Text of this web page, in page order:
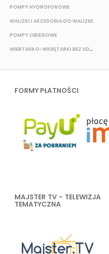
POMPY HYDROFOROWE
WALIZKI I AKCESORIA DO WALIZEK
POMPY OBIEGOWE
WIERTARKO-WKRĘTARKI BEZ UDAROWE
FORMY PŁATNOŚCI
MAJSTER TV - TELEWIZJA
TEMATYCZNA